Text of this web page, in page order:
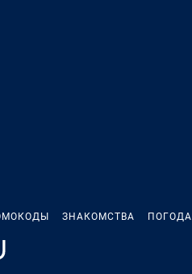
ЗНАКОМСТВА ПОГОДА